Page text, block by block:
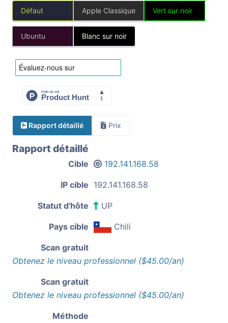
Défaut Apple Classique Vert sur noir
Ubuntu Blanc sur noir
Rapport détaillé Prix
Rapport détaillé
Cible 192.141.168.58
IP cible 192.141.168.58
Statut d'hôte UP
Pays cible Chili
Scan gratuit
Obtenez le niveau professionnel ($45.00/an)
Scan gratuit
Obtenez le niveau professionnel ($45.00/an)
Méthode